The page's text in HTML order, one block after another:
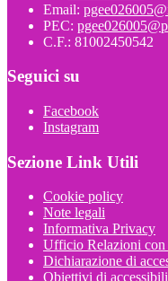
Email:
PEC:
C.F.: 81002450542
Seguici su
Facebook
Instagram
Sezione Link Utili
Cookie policy
Note legali
Informativa Privacy
Ufficio Relazioni
Dichiarazione di
Obiettivi di